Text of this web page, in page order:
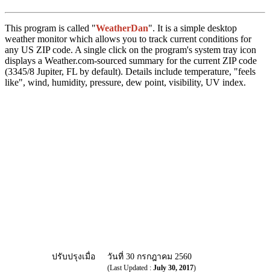
This program is called "WeatherDan". It is a simple desktop
weather monitor which allows you to track current conditions for
any US ZIP code. A single click on the program's system tray icon
displays a Weather.com-sourced summary for the current ZIP code
(3345/8 Jupiter, FL by default). Details include temperature, "feels
like", wind, humidity, pressure, dew point, visibility, UV index.
ปรับปรุงเมื่อ วันที่ 30 กรกฎาคม 2560
(Last Updated : July 30, 2017)